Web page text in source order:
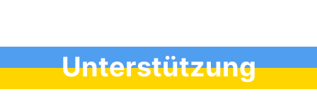
Unterstützung